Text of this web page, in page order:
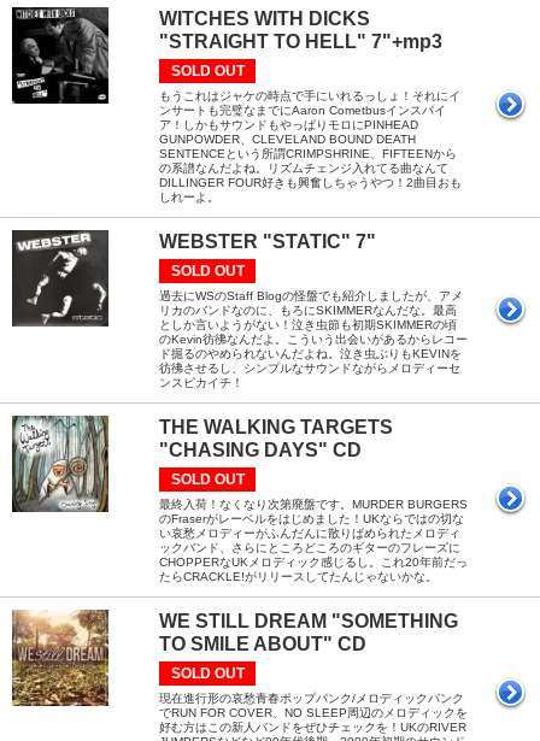
WITCHES WITH DICKS
"STRAIGHT TO HELL" 7"+mp3
SOLD OUT
もうこれはジャケの時点で手にいれるっしょ！それにイ
ンサートも完璧なまでにAaron Cometbusインスパイ
ア！しかもサウンドもやっぱりモロにPINHEAD
GUNPOWDER、CLEVELAND BOUND DEATH
SENTENCEという所謂CRIMPSHRINE、FIFTEENから
の系譜なんだよね。リズムチェンジ入れてる曲なんて
DILLINGER FOUR好きも興奮しちゃうやつ！2曲目おも
しれーよ。
WEBSTER "STATIC" 7"
SOLD OUT
過去にWSのStaff Blogの怪盤でも紹介しましたが、アメ
リカのバンドなのに、もろにSKIMMERなんだな。最高
としか言いようがない！泣き虫節も初期SKIMMERの頃
のKevin彷彿なんだよ。こういう出会いがあるからレコー
ド掘るのやめられないんだよね。泣き虫ぶりもKEVINを
彷彿させるし、シンプルなサウンドながらメロディーセ
ンスピカイチ！
THE WALKING TARGETS
"CHASING DAYS" CD
SOLD OUT
最終入荷！なくなり次第廃盤です。MURDER BURGERS
のFraserがレーベルをはじめました！UKならではの切な
い哀愁メロディーがふんだんに散りばめられたメロディ
ックバンド、さらにところどころのギターのフレーズに
CHOPPERなUKメロディック感じるし。これ20年前だっ
たらCRACKLE!がリリースしてたんじゃないかな。
WE STILL DREAM "SOMETHING
TO SMILE ABOUT" CD
SOLD OUT
現在進行形の哀愁青春ポップパンク/メロディックパンク
でRUN FOR COVER、NO SLEEP周辺のメロディックを
好む方はこの新人バンドをぜひチェックを！UKのRIVER